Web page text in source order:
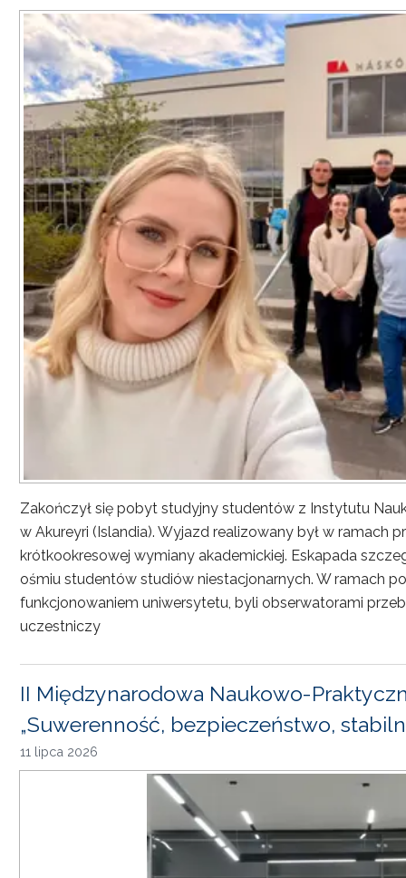
Zakończył się pobyt studyjny studentów z Instytutu
w Akureyri (Islandia). Wyjazd realizowany był w ramach
krótkookresowej wymiany akademickiej. Eskapada
ośmiu studentów studiów niestacjonarnych. W ramach
funkcjonowaniem uniwersytetu, byli obserwatorami
uczestniczy
II Międzynarodowa Naukowo-
„Suwerenność, bezpieczeństwo,
11 lipca 2026